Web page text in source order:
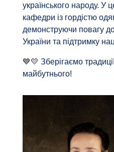
українського народу. У
кафедри із гордістю
демонструючи повагу
України та підтримку
💙💛 Зберігаємо
майбутнього!